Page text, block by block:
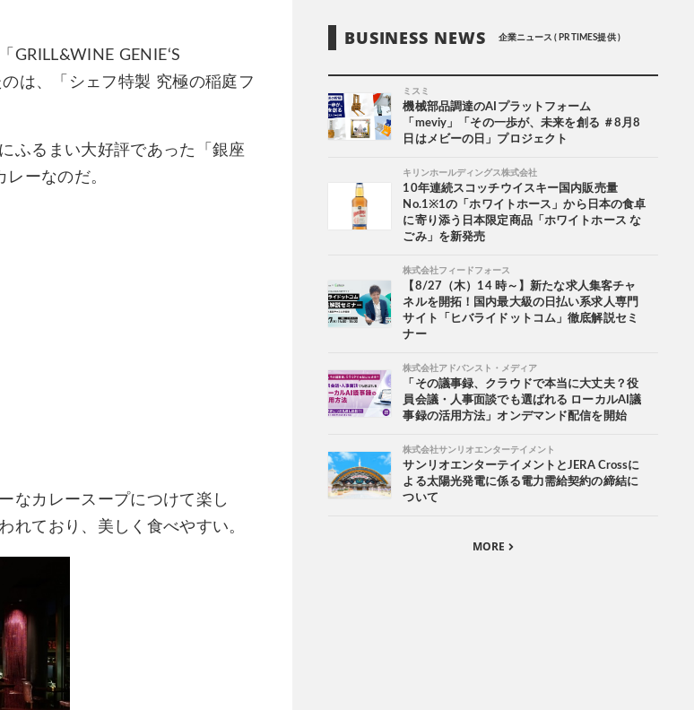
GENIE‘S
は、「シェフ特製 究極の稲庭フ
ふるまい大好評であった「銀座
ーなのだ。
なカレースープにつけて楽し
れており、美しく食べやすい。
BUSINESS NEWS 企業ニュース ( PR TIMES提供 )
ミスミ
機械部品調達のAIプラットフォーム
「meviy」「その一歩が、未来を創る ＃8月8
日はメビーの日」プロジェクト
キリンホールディングス株式会社
10年連続スコッチウイスキー国内販売量
No.1※1の「ホワイトホース」から日本の食卓
に寄り添う日本限定商品「ホワイトホース な
ごみ」を新発売
株式会社フィードフォース
【8/27（木）14 時～】新たな求人集客チャ
ネルを開拓！国内最大級の日払い系求人専門
サイト「ヒバライドットコム」徹底解説セミ
ナー
株式会社アドバンスト・メディア
「その議事録、クラウドで本当に大丈夫？役
員会議・人事面談でも選ばれる ローカルAI議
事録の活用方法」オンデマンド配信を開始
株式会社サンリオエンターテイメント
サンリオエンターテイメントとJERA Crossに
よる太陽光発電に係る電力需給契約の締結に
ついて
MORE